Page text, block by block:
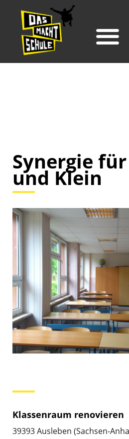
Synergie
und Klein
Klassenraum renovieren
39393 Ausleben (Sachsen-